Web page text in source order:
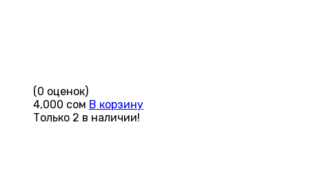
(0 оценок)
4,000 сом В корзину
Только 2 в наличии!